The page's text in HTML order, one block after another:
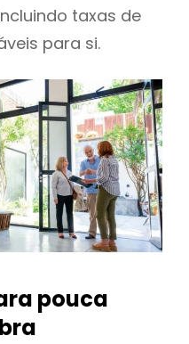
taxas de
para si.
pouca